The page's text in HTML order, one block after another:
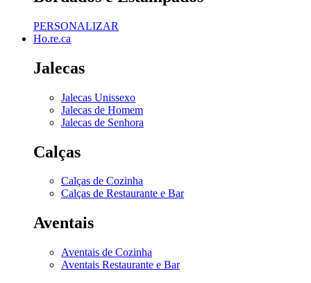
PERSONALIZAR
Ho.re.ca
Jalecas
Jalecas Unissexo
Jalecas de Homem
Jalecas de Senhora
Calças
Calças de Cozinha
Calças de Restaurante e Bar
Aventais
Aventais de Cozinha
Aventais Restaurante e Bar